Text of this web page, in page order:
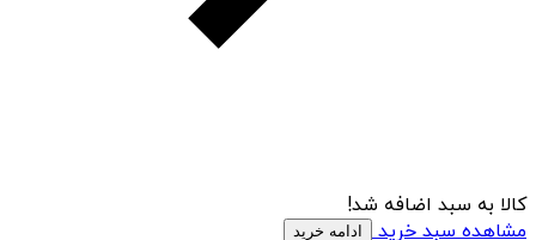
کالا به سبد اضافه شد!
مشاهده سبد خرید
ادامه خرید